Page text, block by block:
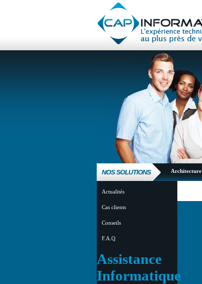
Architecture
Actualités
Cas clients
Conseils
F.A.Q
Assistance
Informatique